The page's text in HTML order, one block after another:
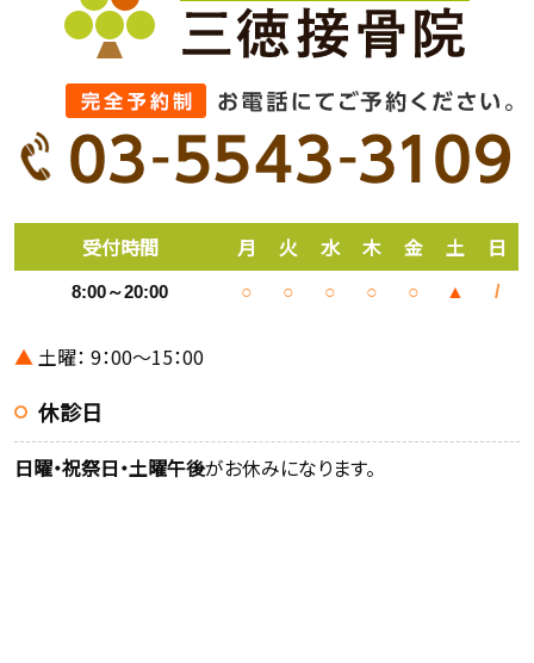
受付時間 月 火 水 木 金 土 日
8:00～20:00 ○ ○ ○ ○ ○ ▲ /
▲ 土曜： 9：00～15：00
休診日
日曜・祝祭日・土曜午後がお休みになります。